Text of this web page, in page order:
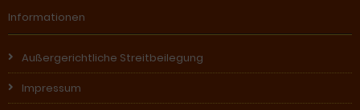
Informationen
Außergerichtliche Streitbeilegung
Impressum